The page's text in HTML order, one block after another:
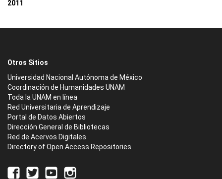
2011
Otros Sitios
Universidad Nacional Autónoma de México
Coordinación de Humanidades UNAM
Toda la UNAM en línea
Red Universitaria de Aprendizaje
Portal de Datos Abiertos
Dirección General de Bibliotecas
Red de Acervos Digitales
Directory of Open Access Repositories